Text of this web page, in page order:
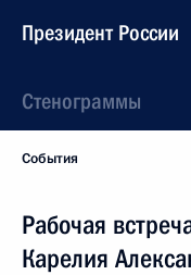
Президент России
Стенограммы
События
Рабочая
Карелия